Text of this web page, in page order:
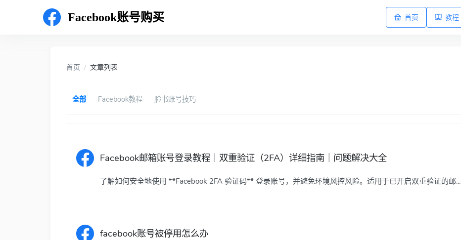
Facebook账号购买 首页 教程
首页 文章列表
全部 Facebook教程 脸书账号技巧
Facebook邮箱账号登录教程｜双重验证（2FA）详细指南｜问题解决大全
了解如何安全地使用 **Facebook 2FA 验证码** 登录账号，并避免环境风控风险。适用于已开启双重验证的邮...
facebook账号被停用怎么办